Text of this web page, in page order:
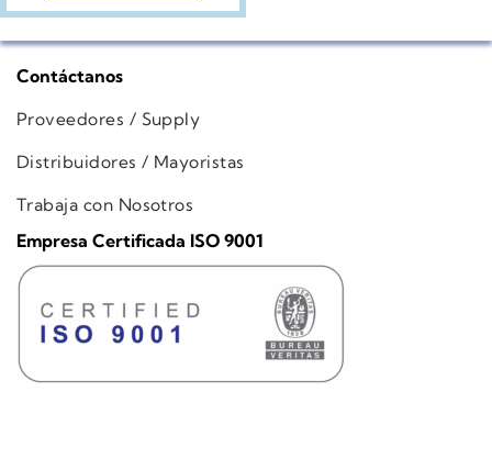
Contáctanos
Proveedores / Supply
Distribuidores / Mayoristas
Trabaja con Nosotros
Empresa Certificada ISO 9001